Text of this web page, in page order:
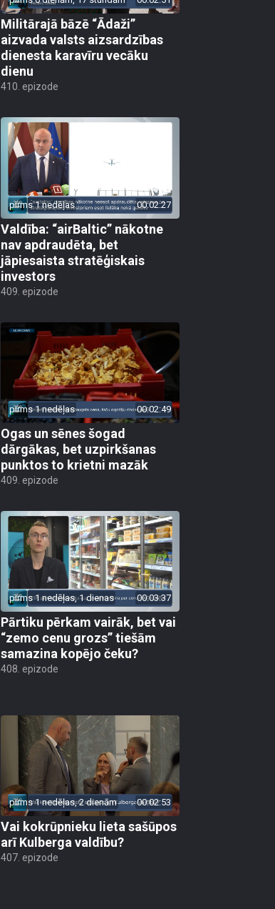
Militārajā bāzē “Ādaži”
aizvada valsts aizsardzības
dienesta karavīru vecāku
dienu
410. epizode
pirms 1 nedēļas 00:02:27
Valdība: “airBaltic” nākotne
nav apdraudēta, bet
jāpiesaista stratēģiskais
investors
409. epizode
pirms 1 nedēļas 00:02:49
Ogas un sēnes šogad
dārgākas, bet uzpirkšanas
punktos to krietni mazāk
409. epizode
pirms 1 nedēļas, 1 dienas 00:03:37
Pārtiku pērkam vairāk, bet vai
“zemo cenu grozs” tiešām
samazina kopējo čeku?
408. epizode
pirms 1 nedēļas, 2 dienām 00:02:53
Vai kokrūpnieku lieta sašūpos
arī Kulberga valdību?
407. epizode